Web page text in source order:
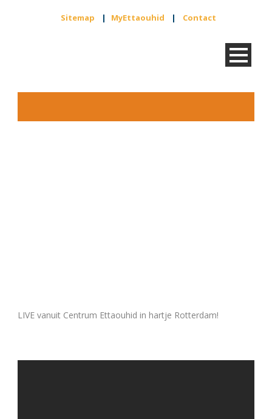
Sitemap | MyEttaouhid | Contact
LIVE vanuit Centrum Ettaouhid in hartje Rotterdam!